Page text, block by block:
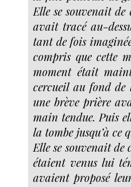
Elle se souvenait
avait tracé au-
tant de fois
compris que cette
moment était
cercueil au fond de
une brève prière
main tendue. Puis
la tombe jusqu’à ce
Elle se souvenait de
étaient venus lui
avaient proposé